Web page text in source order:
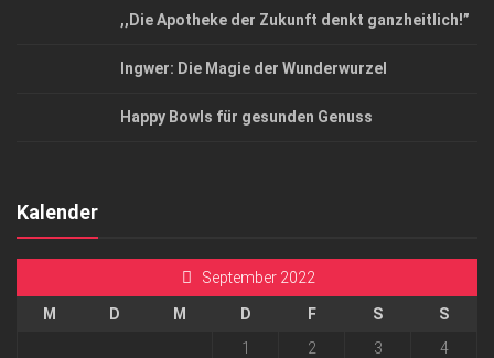
,,Die Apotheke der Zukunft denkt ganzheitlich!”
Ingwer: Die Magie der Wunderwurzel
Happy Bowls für gesunden Genuss
Kalender
September 2022
M D M D F S
S
1
2 3
4